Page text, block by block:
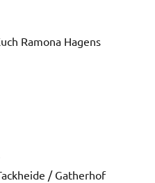
Ramona Hagens
/ Gatherhof